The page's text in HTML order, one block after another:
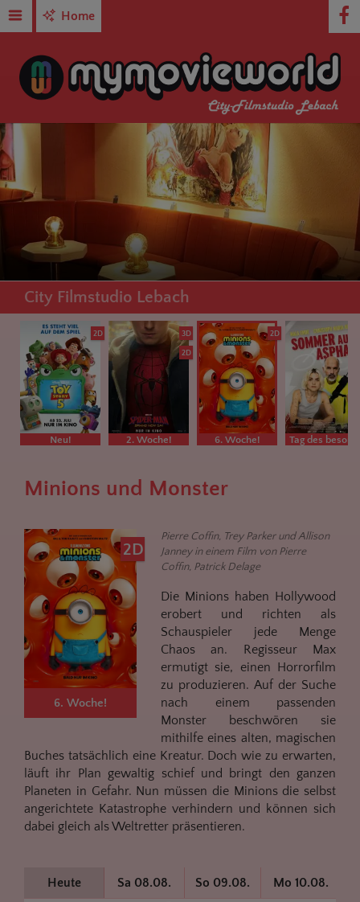
Home
City Filmstudio Lebach
2D
Neu!
3D
2D
2. Woche!
2D
6. Woche!
Minions und Monster
2D
6. Woche!
Pierre Coffin, Trey Parker und Allison
Janney in einem Film von Pierre
Coffin, Patrick Delage
Die Minions haben Hollywood
erobert und richten als
Schauspieler jede Menge
Chaos an. Regisseur Max
ermutigt sie, einen Horrorfilm
zu produzieren. Auf der Suche
nach einem passenden
Monster beschwören sie
mithilfe eines alten, magischen
Buches tatsächlich eine Kreatur. Doch wie zu erwarten,
läuft ihr Plan gewaltig schief und bringt den ganzen
Planeten in Gefahr. Nun müssen die Minions die selbst
angerichtete Katastrophe verhindern und können sich
dabei gleich als Weltretter präsentieren.
Heute Sa 08.08. So 09.08. Mo 10.08.